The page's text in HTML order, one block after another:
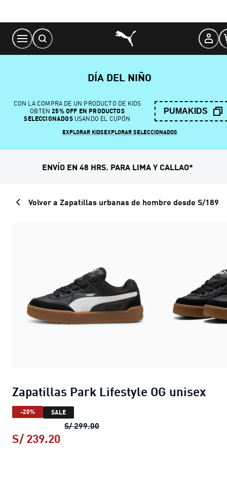
Content
DÍA DEL NIÑO
CON LA COMPRA DE UN PRODUCTO DE KIDS
OBTEN 25% OFF EN PRODUCTOS
SELECCIONADOSUSANDO EL CUPÓN
PUMAKIDS
EXPLORAR KIDSEXPLORAR SELECCIONADOS
ENVÍO EN 48 HRS. PARA LIMA Y CALLAO*
Volver a Zapatillas urbanas de hombre desde S/189
Zapatillas Park Lifestyle OG unisex
-20% SALE
S/ 299.00Zapatillas Park Lifestyle OG unisex
S/ 239.20